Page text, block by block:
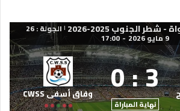
الجنوب 2025-2026 | الجولة : 26
9 مايو 2026 -
17:00
3
:
0
نهاية المباراة
وفاق أسفي CWSS